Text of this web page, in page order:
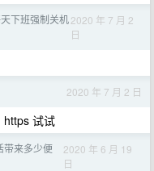
下班强制关机2020 年 7 月 2
日
2020 年 7 月 2 日
https 试试
带来多少便
2020 年 6 月 19
日